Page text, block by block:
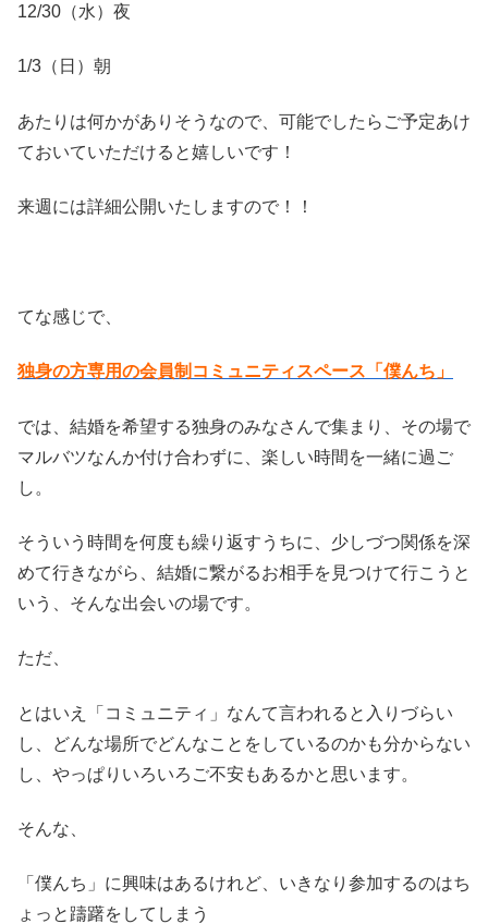
12/30（水）夜
1/3（日）朝
あたりは何かがありそうなので、可能でしたらご予定あけ
ておいていただけると嬉しいです！
来週には詳細公開いたしますので！！
てな感じで、
独身の方専用の会員制コミュニティスペース「僕んち」
では、結婚を希望する独身のみなさんで集まり、その場で
マルバツなんか付け合わずに、楽しい時間を一緒に過ご
し。
そういう時間を何度も繰り返すうちに、少しづつ関係を深
めて行きながら、結婚に繋がるお相手を見つけて行こうと
いう、そんな出会いの場です。
ただ、
とはいえ「コミュニティ」なんて言われると入りづらい
し、どんな場所でどんなことをしているのかも分からない
し、やっぱりいろいろご不安もあるかと思います。
そんな、
「僕んち」に興味はあるけれど、いきなり参加するのはち
ょっと躊躇をしてしまう